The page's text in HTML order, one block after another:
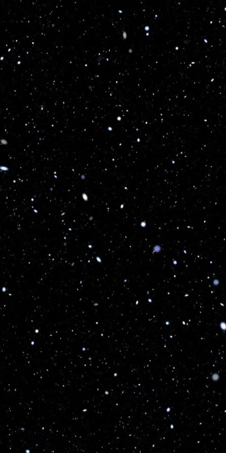
Liga
Femenina,
Fase
Regular,
2025
24
31/08/2025
12:00
D. Iquique
1 - 0
Liga
Femenina,
Fase
Regular,
2025
27/08/2025
Audax
Italiano
0 - 1
1 Siguiente